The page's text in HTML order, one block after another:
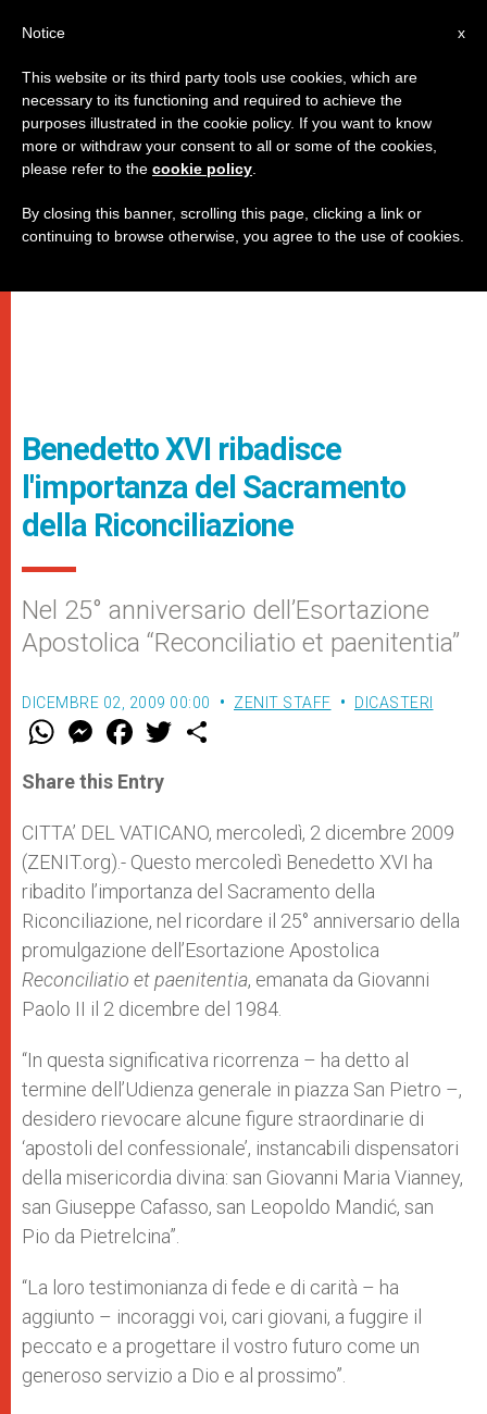
Benedetto XVI ribadisce
l'importanza del Sacramento
della Riconciliazione
Nel 25° anniversario dell’Esortazione
Apostolica “Reconciliatio et paenitentia”
DICEMBRE 02, 2009 00:00 ZENIT STAFF DICASTERI
W
t
s
p
p
M
e
s
e
g
e
r
F
a
e
b
o
k
w
r
Share this Entry
CITTA’ DEL VATICANO, mercoledì, 2 dicembre 2009
(ZENIT.org).- Questo mercoledì Benedetto XVI ha
ribadito l’importanza del Sacramento della
Riconciliazione, nel ricordare il 25° anniversario della
promulgazione dell’Esortazione Apostolica
Reconciliatio et paenitentia, emanata da Giovanni
Paolo II il 2 dicembre del 1984.
“In questa significativa ricorrenza – ha detto al
termine dell’Udienza generale in piazza San Pietro –,
desidero rievocare alcune figure straordinarie di
‘apostoli del confessionale’, instancabili dispensatori
della misericordia divina: san Giovanni Maria Vianney,
san Giuseppe Cafasso, san Leopoldo Mandić, san
Pio da Pietrelcina”.
“La loro testimonianza di fede e di carità – ha
aggiunto – incoraggi voi, cari giovani, a fuggire il
peccato e a progettare il vostro futuro come un
generoso servizio a Dio e al prossimo”.
x
Notice
This website or its third party tools use cookies, which are
necessary to its functioning and required to achieve the
purposes illustrated in the cookie policy. If you want to know
more or withdraw your consent to all or some of the cookies,
please refer to the cookie policy
By closing this banner, scrolling this page, clicking a link or
continuing to browse otherwise, you agree to the use of cookies.